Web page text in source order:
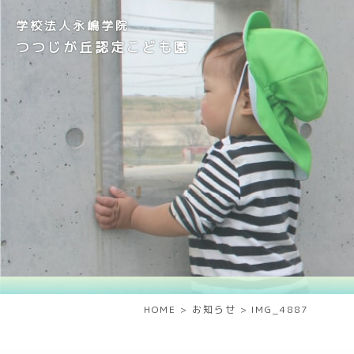
学校法人永嶋学院
つつじが丘認定こども園
HOME > お知らせ > IMG_4887